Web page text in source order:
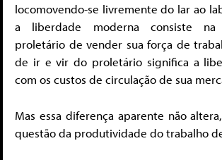
locomovendo-se livremente do lar ao
a liberdade moderna consiste
proletário de vender sua força de
de ir e vir do proletário significa a
com os custos de circulação de sua
Mas essa diferença aparente não
questão da produtividade do trabalho